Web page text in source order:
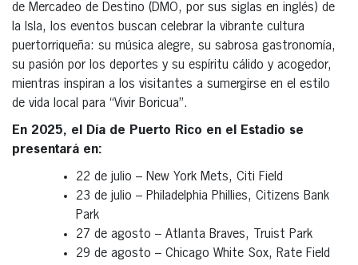
de Mercadeo de Destino (DMO, por sus siglas en inglés) de
la Isla, los eventos buscan celebrar la vibrante cultura
puertorriqueña: su música alegre, su sabrosa gastronomía,
su pasión por los deportes y su espíritu cálido y acogedor,
mientras inspiran a los visitantes a sumergirse en el estilo
de vida local para “Vivir Boricua”.
En 2025, el Día de Puerto Rico en el Estadio se
presentará en:
22 de julio – New York Mets, Citi Field
23 de julio – Philadelphia Phillies, Citizens Bank
Park
27 de agosto – Atlanta Braves, Truist Park
29 de agosto – Chicago White Sox, Rate Field